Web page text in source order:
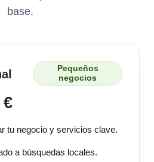
base.
Pequeños
negocios
€
tu negocio y servicios clave.
a búsquedas locales.